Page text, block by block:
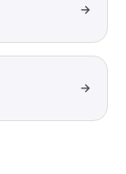
→
→